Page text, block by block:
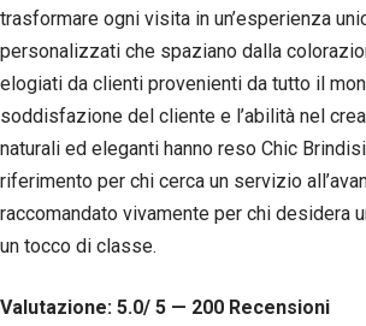
trasformare ogni visita in un’esperienza
personalizzati che spaziano dalla
elogiati da clienti provenienti da tutto il
soddisfazione del cliente e l’abilità nel
naturali ed eleganti hanno reso Chic
riferimento per chi cerca un servizio
raccomandato vivamente per chi desidera
un tocco di classe.
Valutazione: 5.0/ 5 — 200 Recensioni